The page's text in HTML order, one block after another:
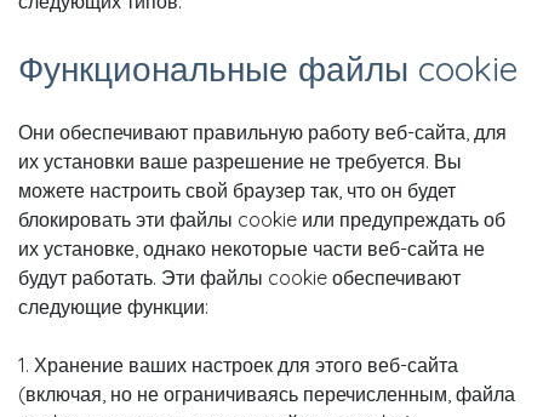
Функциональные файлы cookie
Они обеспечивают правильную работу веб-сайта, для
их установки ваше разрешение не требуется. Вы
можете настроить свой браузер так, что он будет
блокировать эти файлы cookie или предупреждать об
их установке, однако некоторые части веб-сайта не
будут работать. Эти файлы cookie обеспечивают
следующие функции:
1. Хранение ваших настроек для этого веб-сайта
(включая, но не ограничиваясь перечисленным, файла